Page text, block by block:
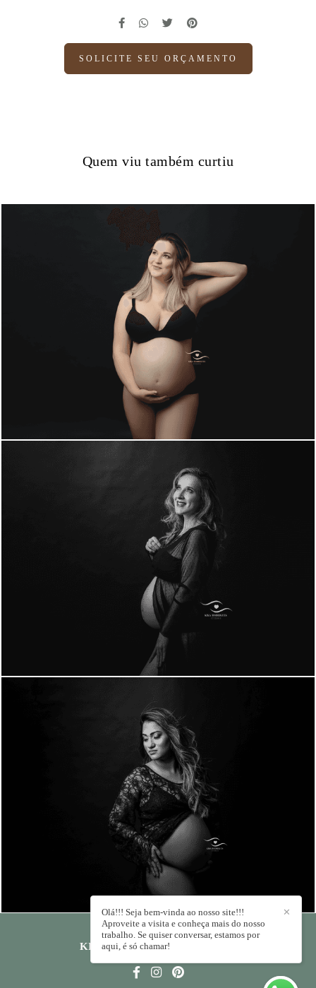
SOLICITE SEU ORÇAMENTO
Quem viu também curtiu
1336
1330
1188 0
KIKA RODRIGUES
✕
Olá!!! Seja bem-vinda ao nosso site!!!
Aproveite a visita e conheça mais do nosso
trabalho. Se quiser conversar, estamos por
aqui, é só chamar!